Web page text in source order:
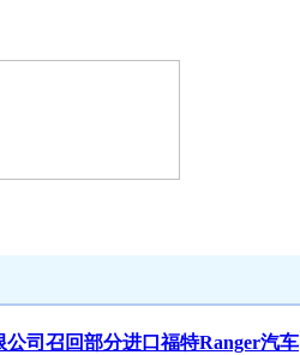
司召回部分进口福特Ranger汽车